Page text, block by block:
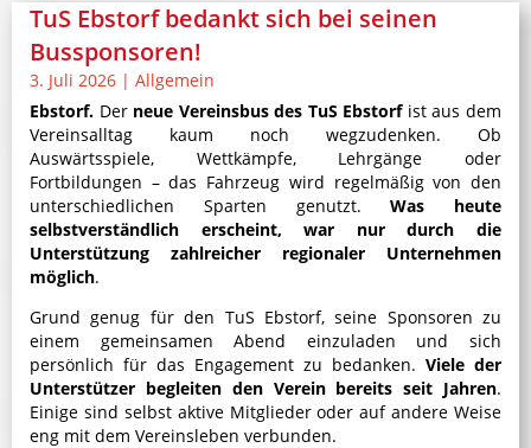
TuS Ebstorf bedankt sich bei seinen
Bussponsoren!
3. Juli 2026 | Allgemein
Ebstorf. Der neue Vereinsbus des TuS Ebstorfist aus dem
Vereinsalltag kaum noch wegzudenken. Ob
Auswärtsspiele, Wettkämpfe, Lehrgänge oder
Fortbildungen – das Fahrzeug wird regelmäßig von den
unterschiedlichen Sparten genutzt.Was heute
selbstverständlich erscheint, war nur durch die
Unterstützung zahlreicher regionaler Unternehmen
möglich.
Grund genug für den TuS Ebstorf, seine Sponsoren zu
einem gemeinsamen Abend einzuladen und sich
persönlich für das Engagement zu bedanken. Viele der
Unterstützer begleiten den Verein bereits seit Jahren.
Einige sind selbst aktive Mitglieder oder auf andere Weise
eng mit dem Vereinsleben verbunden.